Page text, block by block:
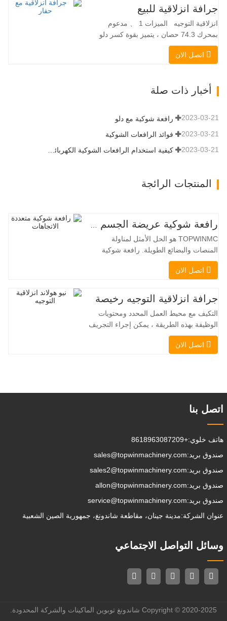
التلقائي الفرامل الهيدروليكية دلو قياسي
اللودر الانزلاقي هو نوع من الآلات المناسبة
لموقع العمل الضيق…
جرافة انزلاقية للبيع
انزلاقية التوجيه الميزات 1 、 مدعوم
بمحرك 74.3 حصان ، يتميز بقوة كسر دلو
عند 3350 كجم ، والأداء العالي والإنتاجية إلى
مجموعة متنوعة من الملحقات التي تتطلب
اتصل الان
أخبار ذات صلة
رافعة شوكية مع دلو 2023-03-21
فوائد الرافعات الشوكية 2023-03-21
كيفية استخدام الرافعات الشوكية الكهربائية بشكل صحيح 2023-03-21
المنتجات الرائجة
رافعة شوكية عريضة الجسم متعددة الاتجاهات 3.5-5.0 طن
TOPWINMC هو الحل الأمثل لمناولة
المنصات والبضائع الطويلة. رافعة شوكية
ثنائية الاستخدام، تجمع بين مزايا الرافعة
الشوكية والرافعة الجانبية. محركها الكهربائي
بزاوية 360 درجة، يُمكّنان من تغيير الاتجاه
بسلاسة دون انقطاع في تدفق الحمولة، مما
يجعل TOPWINMC
اتصل الان
جرافة انزلاقية التوجيه رخيصة
التكيف مع محيط العمل المحدد ومحتويات
الوظيفة بهذه الطريقة ، يمكن إجراء التجريف
، التراص ، الرفع ، الحفر ، الحفر ، السحق ،
الإمساك ، الدفع ، تخفيف التربة ، الخنادق
التي تختار القيام بها.يمكن
اتصل الان
اتصل بنا
هاتف خلوي:+8618963087209
صندوق بريد:sales@topwinmachinery.com
صندوق بريد:sales2@topwinmachinery.com
صندوق بريد:allon@topwinmachinery.com
صندوق بريد:service@topwinmachinery.com
عنوان الشركة:مدينة جينان، مقاطعة شاندونغ، جمهورية الصين الشعبية
وسائل التواصل الاجتماعي
Copyright © 2020-2025 شاندونغ توبوين الماكينات والشركة المحدودة.